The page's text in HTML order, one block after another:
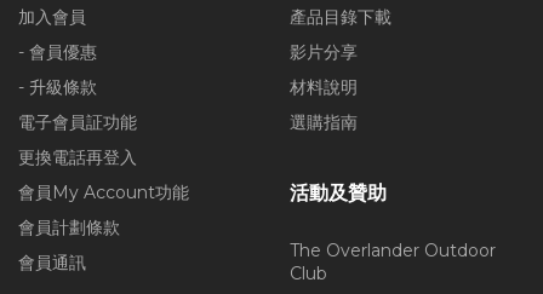
加入會員
- 會員優惠
- 升級條款
電子會員証功能
更換電話再登入
會員My Account功能
會員計劃條款
會員通訊
產品目錄下載
影片分享
材料說明
選購指南
活動及贊助
The Overlander Outdoor
Club